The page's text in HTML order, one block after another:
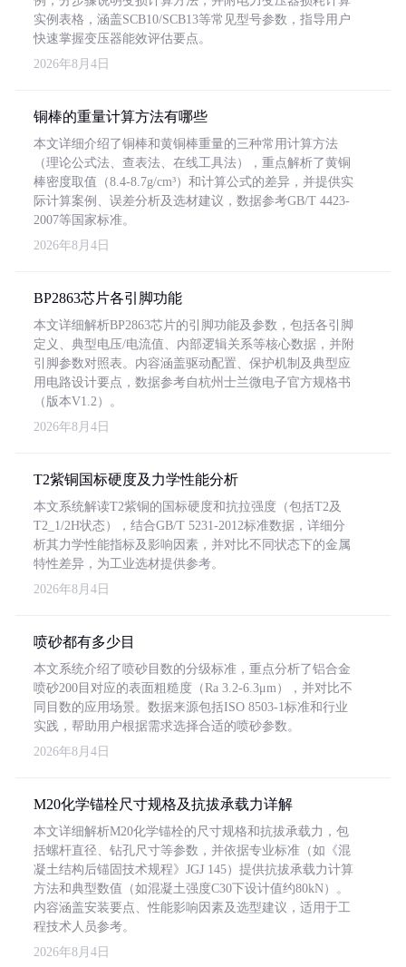
实例表格，涵盖SCB10/SCB13等常见型号参数，指导用户
快速掌握变压器能效评估要点。
2026年8月4日
铜棒的重量计算方法有哪些
本文详细介绍了铜棒和黄铜棒重量的三种常用计算方法
（理论公式法、查表法、在线工具法），重点解析了黄铜
棒密度取值（8.4-8.7g/cm³）和计算公式的差异，并提供实
际计算案例、误差分析及选材建议，数据参考GB/T 4423-
2007等国家标准。
2026年8月4日
BP2863芯片各引脚功能
本文详细解析BP2863芯片的引脚功能及参数，包括各引脚
定义、典型电压/电流值、内部逻辑关系等核心数据，并附
引脚参数对照表。内容涵盖驱动配置、保护机制及典型应
用电路设计要点，数据参考自杭州士兰微电子官方规格书
（版本V1.2）。
2026年8月4日
T2紫铜国标硬度及力学性能分析
本文系统解读T2紫铜的国标硬度和抗拉强度（包括T2及
T2_1/2H状态），结合GB/T 5231-2012标准数据，详细分
析其力学性能指标及影响因素，并对比不同状态下的金属
特性差异，为工业选材提供参考。
2026年8月4日
喷砂都有多少目
本文系统介绍了喷砂目数的分级标准，重点分析了铝合金
喷砂200目对应的表面粗糙度（Ra 3.2-6.3μm），并对比不
同目数的应用场景。数据来源包括ISO 8503-1标准和行业
实践，帮助用户根据需求选择合适的喷砂参数。
2026年8月4日
M20化学锚栓尺寸规格及抗拔承载力详解
本文详细解析M20化学锚栓的尺寸规格和抗拔承载力，包
括螺杆直径、钻孔尺寸等参数，并依据专业标准（如《混
凝土结构后锚固技术规程》JGJ 145）提供抗拔承载力计算
方法和典型数值（如混凝土强度C30下设计值约80kN）。
内容涵盖安装要点、性能影响因素及选型建议，适用于工
程技术人员参考。
2026年8月4日